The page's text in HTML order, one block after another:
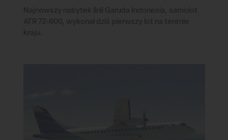
Najnowszy nabytek linii Garuda Indonesia, samolot
ATR 72-600, wykonał dziś pierwszy lot na terenie
kraju.